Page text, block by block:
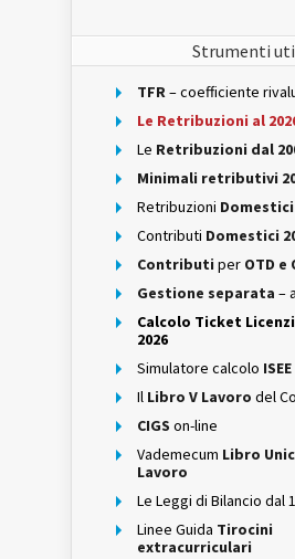
Strumenti
TFR– coefficiente
Le Retribuzioni al
Le Retribuzioni dal
Minimali retributivi
Retribuzioni Domestici
Contributi Domestici
Contributi per OTD e
Gestione separata –
Calcolo Ticket
2026
Simulatore calcolo ISEE
Il Libro V Lavoro del
CIGS on-line
Vademecum Libro
Lavoro
Le Leggi di Bilancio dal
Linee Guida Tirocini
extracurriculari